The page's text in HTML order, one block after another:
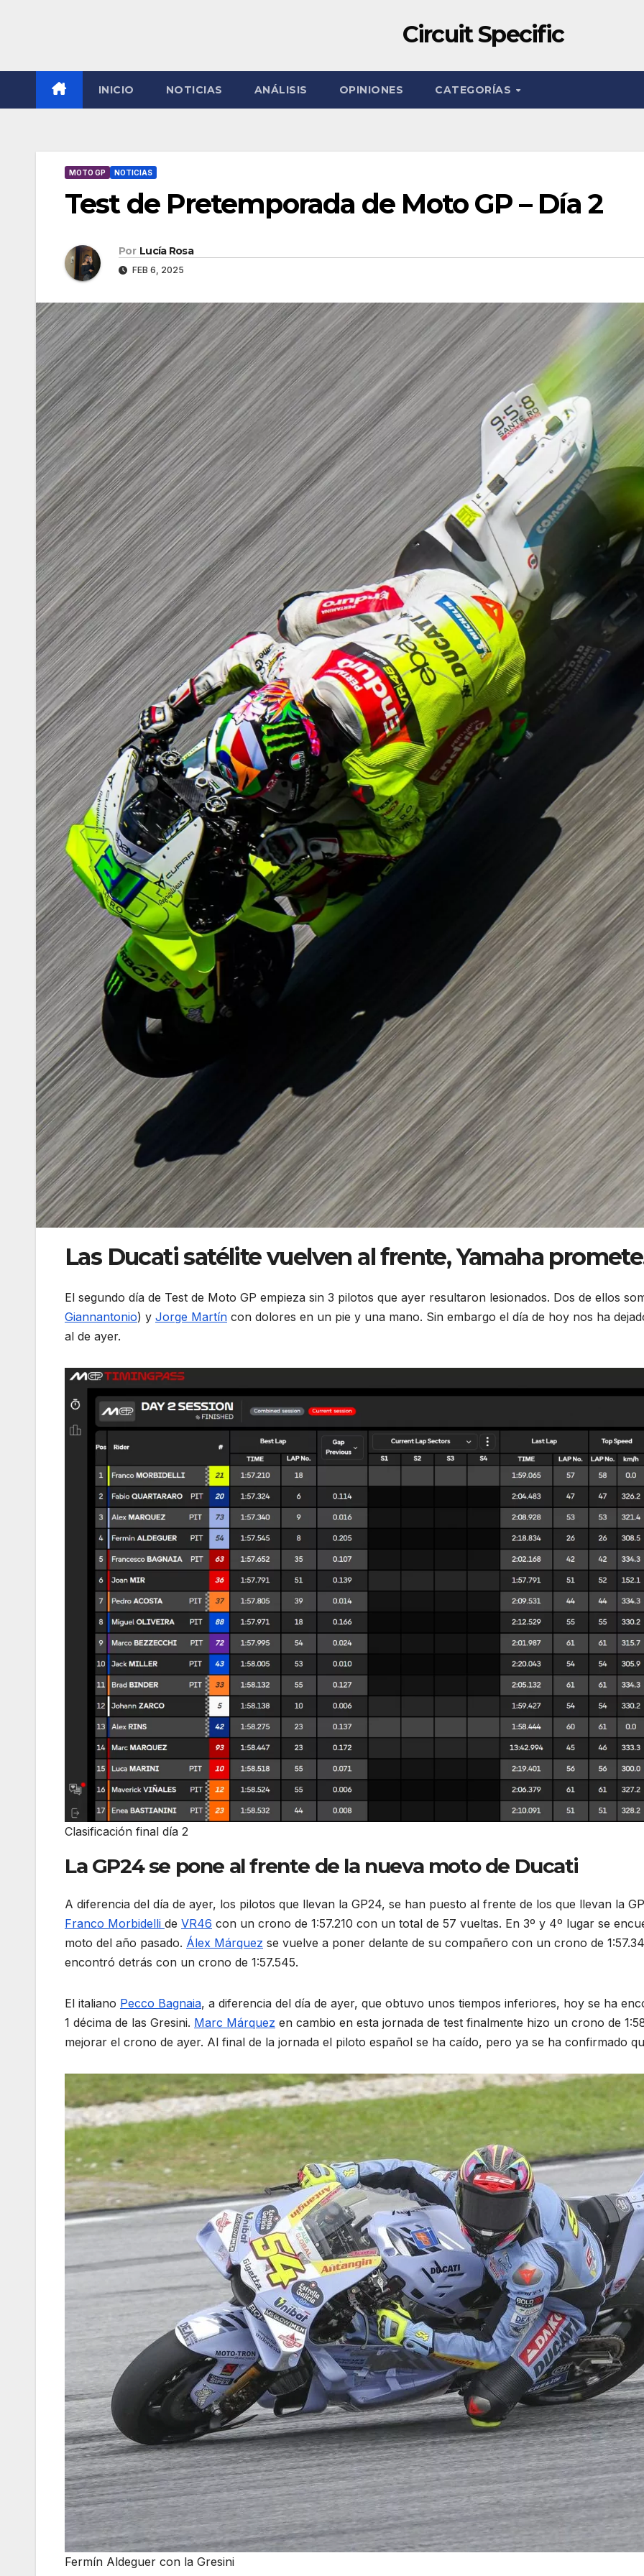
Circuit Specific
INICIO NOTICIAS ANÁLISIS OPINIONES CATEGORÍAS
MOTO GP NOTICIAS
Test de Pretemporada de Moto GP – Día 2
Por Lucía Rosa
FEB 6, 2025
Las Ducati satélite vuelven al frente, Yamaha
El segundo día de Test de Moto GP empieza sin 3 pilotos que ayer resultaron lesionados. Dos de ellos
Giannantonio) y Jorge Martín con dolores en un pie y una mano. Sin embargo el día de hoy nos ha
al de ayer.
Clasificación final día 2
La GP24 se pone al frente de la nueva moto de Ducati
A diferencia del día de ayer, los pilotos que llevan la GP24, se han puesto al frente de los que llevan la
Franco Morbidelli de VR46 con un crono de 1:57.210 con un total de 57 vueltas. En 3º y 4º lugar se
moto del año pasado. Álex Márquez se vuelve a poner delante de su compañero con un crono de
encontró detrás con un crono de 1:57.545.
El italiano Pecco Bagnaia, a diferencia del día de ayer, que obtuvo unos tiempos inferiores, hoy se ha
1 décima de las Gresini. Marc Márquez en cambio en esta jornada de test finalmente hizo un crono de
mejorar el crono de ayer. Al final de la jornada el piloto español se ha caído, pero ya se ha confirmado
Fermín Aldeguer con la Gresini